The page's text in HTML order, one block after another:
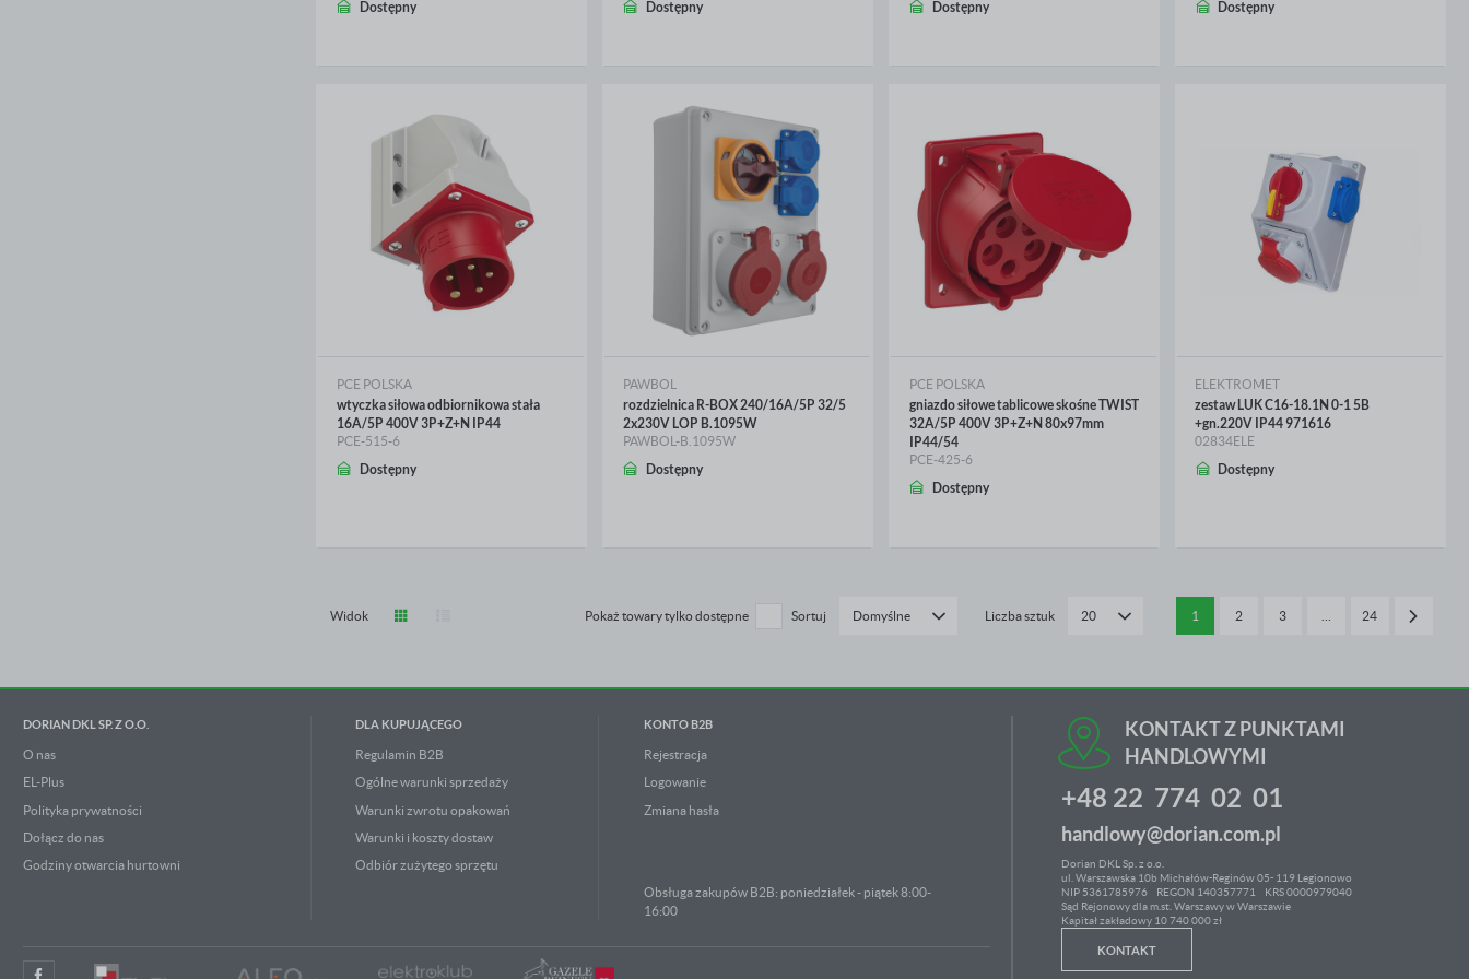
Dostępny
Dostępny
Dostępny
Dostępny
PCE POLSKA
wtyczka siłowa odbiornikowa stała
16A/5P 400V 3P+Z+N IP44
PCE-515-6
Dostępny
PAWBOL
rozdzielnica R-BOX 240/16A/5P 32/5
2x230V LOP B.1095W
PAWBOL-B.1095W
Dostępny
PCE POLSKA
gniazdo siłowe tablicowe skośne TWIST
32A/5P 400V 3P+Z+N 80x97mm
IP44/54
PCE-425-6
Dostępny
WIĘCEJ
ELEKTROMET
zestaw LUK C16-18.1N 0-1 5B
+gn.220V IP44 971616
02834ELE
Dostępny
Widok Pokaż towary tylko dostępne Sortuj Domyślne Liczba sztuk 20 1 2 3 24
DORIAN DKL SP. Z O.O.
O nas
EL-Plus
Polityka prywatności
Dołącz do nas
Godziny otwarcia hurtowni
DLA KUPUJĄCEGO
Regulamin B2B
Ogólne warunki sprzedaży
Warunki zwrotu opakowań
Warunki i koszty dostaw
Odbiór zużytego sprzętu
KONTO B2B
Rejestracja
Logowanie
Zmiana hasła
Obsługa zakupów B2B: poniedziałek - piątek 8:00-
16:00
KONTAKT Z PUNKTAMI
HANDLOWYMI
+48 22 774 02 01
handlowy@dorian.com.pl
Dorian DKL Sp. z o.o.
ul. Warszawska 10b Michałów-Reginów 05- 119 Legionowo
NIP 5361785976
REGON 140357771 KRS 0000979040
Sąd Rejonowy dla m.st. Warszawy w Warszawie
Kapitał zakładowy 10 740 000 zł
KONTAKT